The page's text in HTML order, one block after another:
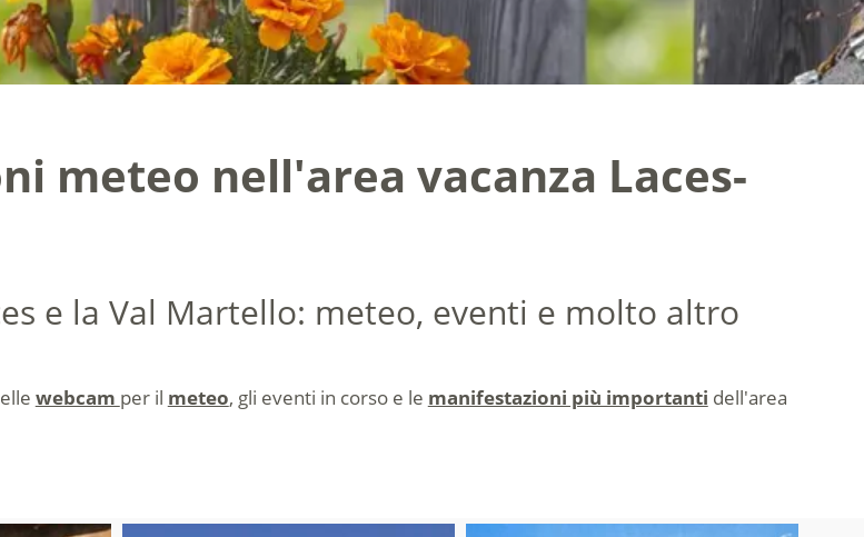
meteo nell'area vacanza Laces-
e la Val Martello: meteo, eventi e molto altro
webcam per il meteo, gli eventi in corso e le manifestazioni più importanti dell'area